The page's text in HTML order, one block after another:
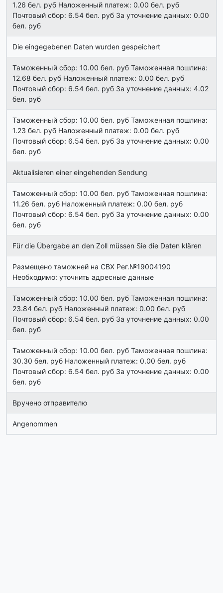
1.26 бел. руб Наложенный платеж: 0.00 бел. руб
Почтовый сбор: 6.54 бел. руб За уточнение данных: 0.00
бел. руб
Die eingegebenen Daten wurden gespeichert
Таможенный сбор: 10.00 бел. руб Таможенная пошлина:
12.68 бел. руб Наложенный платеж: 0.00 бел. руб
Почтовый сбор: 6.54 бел. руб За уточнение данных: 4.02
бел. руб
Таможенный сбор: 10.00 бел. руб Таможенная пошлина:
1.23 бел. руб Наложенный платеж: 0.00 бел. руб
Почтовый сбор: 6.54 бел. руб За уточнение данных: 0.00
бел. руб
Aktualisieren einer eingehenden Sendung
Таможенный сбор: 10.00 бел. руб Таможенная пошлина:
11.26 бел. руб Наложенный платеж: 0.00 бел. руб
Почтовый сбор: 6.54 бел. руб За уточнение данных: 0.00
бел. руб
Für die Übergabe an den Zoll müssen Sie die Daten klären
Размещено таможней на СВХ Рег.№19004190
Необходимо: уточнить адресные данные
Таможенный сбор: 10.00 бел. руб Таможенная пошлина:
23.84 бел. руб Наложенный платеж: 0.00 бел. руб
Почтовый сбор: 6.54 бел. руб За уточнение данных: 0.00
бел. руб
Таможенный сбор: 10.00 бел. руб Таможенная пошлина:
30.30 бел. руб Наложенный платеж: 0.00 бел. руб
Почтовый сбор: 6.54 бел. руб За уточнение данных: 0.00
бел. руб
Вручено отправителю
Angenommen